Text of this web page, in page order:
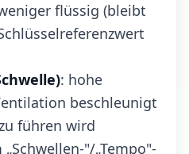
flüssig (bleibt
: hohe
beschleunigt
führen wird
"/„Tempo"-